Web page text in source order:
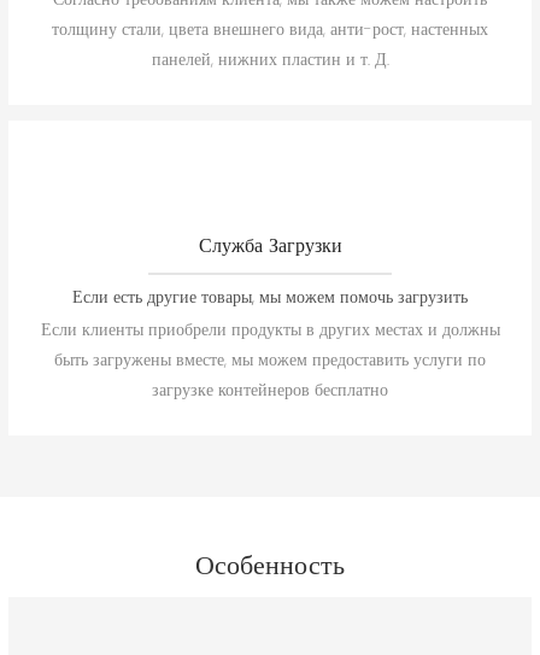
толщину стали, цвета внешнего вида, анти-рост, настенных
панелей, нижних пластин и т. Д.
Служба Загрузки
Если есть другие товары, мы можем помочь загрузить
Если клиенты приобрели продукты в других местах и ​​должны
быть загружены вместе, мы можем предоставить услуги по
загрузке контейнеров бесплатно
Особенность